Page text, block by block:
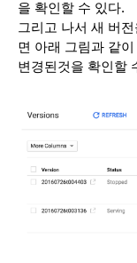
을 확인할 수 있다.
그리고 나서 새 버
면 아래 그림과 같
변경된것을 확인할